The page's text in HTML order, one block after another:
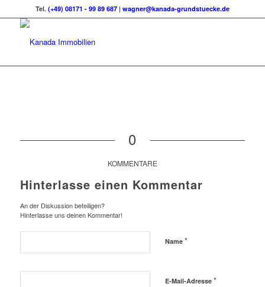
Tel. (+49) 08171 - 99 89 687| wagner@kanada-grundstuecke.de
0
KOMMENTARE
Hinterlasse einen Kommentar
An der Diskussion beteiligen?
Hinterlasse uns deinen Kommentar!
Name *
E-Mail-Adresse *